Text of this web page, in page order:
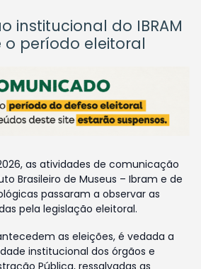
institucional do IBRAM
período eleitoral
as atividades de comunicação
Brasileiro de Museus – Ibram e de
passaram a observar as
pela legislação eleitoral.
as eleições, é vedada a
institucional dos órgãos e